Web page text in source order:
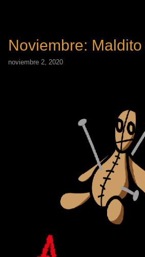
Noviembre:
noviembre 2, 2020